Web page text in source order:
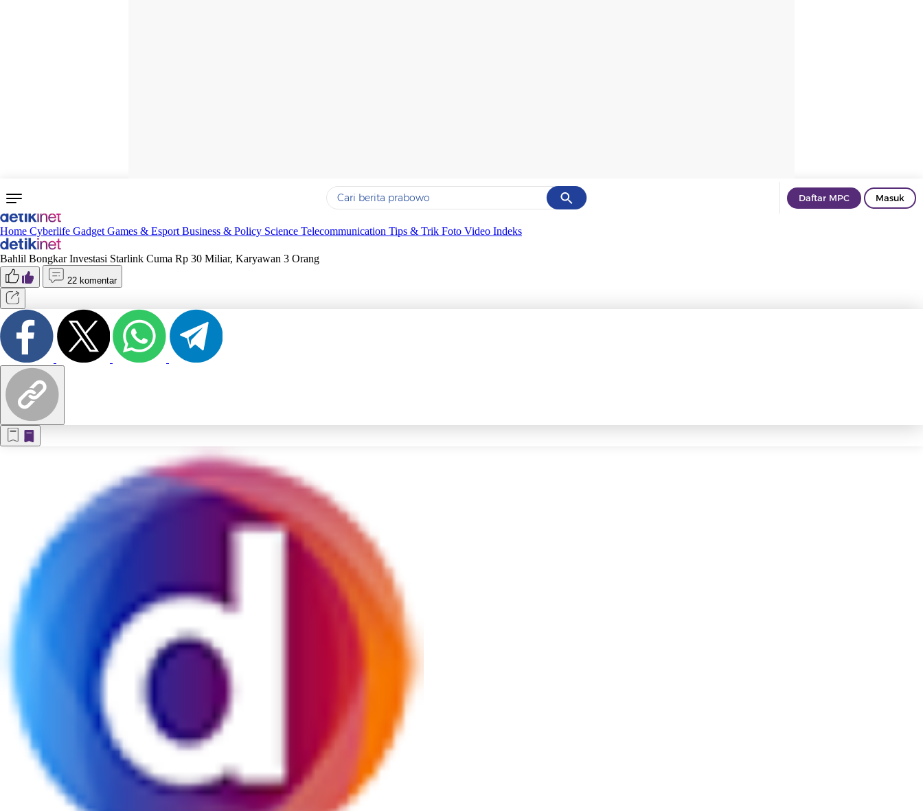
Cancel
Yang sedang ramai dicari
Terakhir yang dicari
Daftar MPC Masuk
Home Cyberlife Gadget Games & Esport Business & Policy Science Telecommunication Tips & Trik Foto Video Indeks
Bahlil Bongkar Investasi Starlink Cuma Rp 30 Miliar, Karyawan 3 Orang
22 komentar